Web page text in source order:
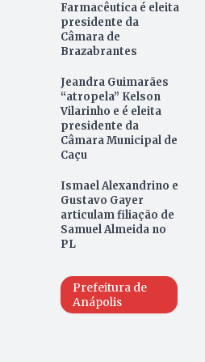
Farmacêutica é eleita
presidente da
Câmara de
Brazabrantes
Jeandra Guimarães
“atropela” Kelson
Vilarinho e é eleita
presidente da
Câmara Municipal de
Caçu
Ismael Alexandrino e
Gustavo Gayer
articulam filiação de
Samuel Almeida no
PL
Prefeitura de
Anápolis